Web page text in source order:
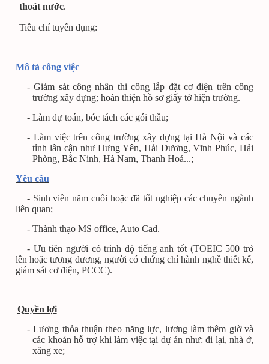
thoát nước.
Tiêu chí tuyển dụng:
Mô tả công việc
- Giám sát công nhân thi công lắp đặt cơ điện trên công
trường xây dựng; hoàn thiện hồ sơ giấy tờ hiện trường.
- Làm dự toán, bóc tách các gói thầu;
- Làm việc trên công trường xây dựng tại Hà Nội và các
tỉnh lân cận như Hưng Yên, Hải Dương, Vĩnh Phúc, Hải
Phòng, Bắc Ninh, Hà Nam, Thanh Hoá...;
Yêu cầu
- Sinh viên năm cuối hoặc đã tốt nghiệp các chuyên ngành
liên quan;
- Thành thạo MS office, Auto Cad.
- Ưu tiên người có trình độ tiếng anh tốt (TOEIC 500 trở
lên hoặc tương đương, người có chứng chỉ hành nghề thiết kế,
giám sát cơ điện, PCCC).
Quyền lợi
- Lương thỏa thuận theo năng lực, lương làm thêm giờ và
các khoản hỗ trợ khi làm việc tại dự án như: đi lại, nhà ở,
xăng xe;